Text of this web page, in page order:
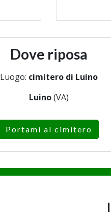
Dove riposa
Luogo: cimitero di Luino
Luino(VA)
Portami al cimitero